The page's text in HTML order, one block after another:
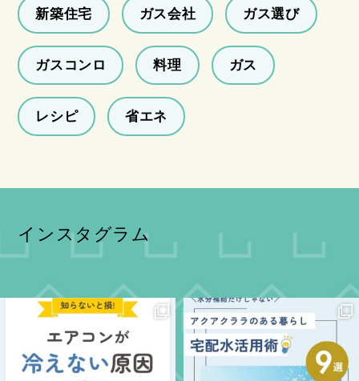
新築住宅 ガス会社 ガス選び
ガスコンロ 料理 ガス
レシピ 省エネ
インスタグラム